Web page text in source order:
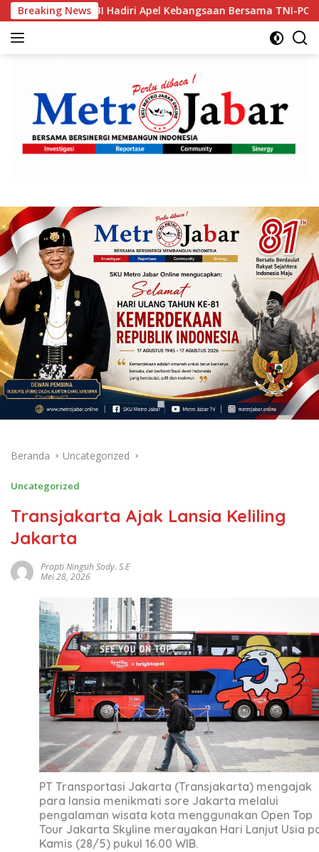
Langsung
ke
konten
Breaking News
Apel Kebangsaan Bersama TNI-POLRI di Monas
Beranda Uncategorized
Uncategorized
Transjakarta Ajak Lansia Keliling
Jakarta
Prapti Ningsih Sody. S.E
Mei 28, 2026
PT Transportasi Jakarta (Transjakarta) mengajak
para lansia menikmati sore Jakarta melalui
pengalaman wisata kota menggunakan Open Top
Tour Jakarta Skyline merayakan Hari Lanjut Usia
Kamis (28/5) pukul 16.00 WIB.